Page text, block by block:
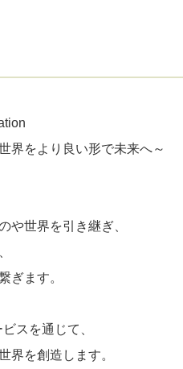
界をより良い形で未来へ～
や世界を引き継ぎ、
ぎます。
スを通じて、
界を創造します。